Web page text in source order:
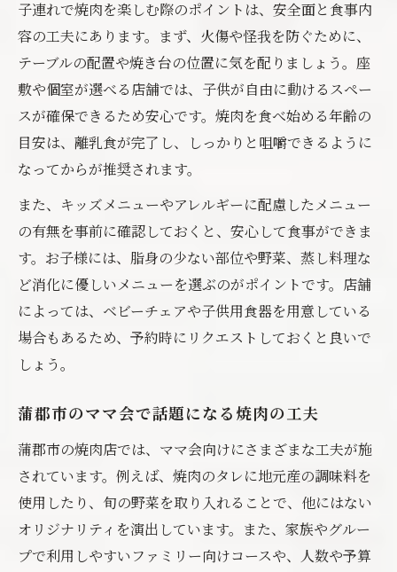
子連れで焼肉を楽しむ際のポイントは、安全面と食事内
容の工夫にあります。まず、火傷や怪我を防ぐために、
テーブルの配置や焼き台の位置に気を配りましょう。座
敷や個室が選べる店舗では、子供が自由に動けるスペー
スが確保できるため安心です。焼肉を食べ始める年齢の
目安は、離乳食が完了し、しっかりと咀嚼できるように
なってからが推奨されます。
また、キッズメニューやアレルギーに配慮したメニュー
の有無を事前に確認しておくと、安心して食事ができま
す。お子様には、脂身の少ない部位や野菜、蒸し料理な
ど消化に優しいメニューを選ぶのがポイントです。店舗
によっては、ベビーチェアや子供用食器を用意している
場合もあるため、予約時にリクエストしておくと良いで
しょう。
蒲郡市のママ会で話題になる焼肉の工夫
蒲郡市の焼肉店では、ママ会向けにさまざまな工夫が施
されています。例えば、焼肉のタレに地元産の調味料を
使用したり、旬の野菜を取り入れることで、他にはない
オリジナリティを演出しています。また、家族やグルー
プで利用しやすいファミリー向けコースや、人数や予算